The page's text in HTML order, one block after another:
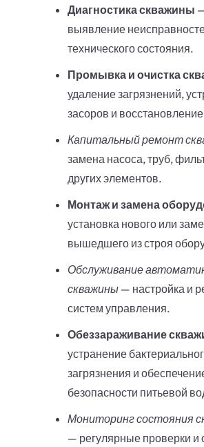
Диагностика скважины
выявление
технического состояния.
Промывка и очистка
удаление загрязнений,
засоров и
Капитальный ремонт
замена насоса, труб,
других элементов.
Монтаж и замена
установка нового или
вышедшего из строя
Обслуживание
скважины — настройка и
систем управления.
Обеззараживание
устранение
загрязнения и
безопасности питьевой
Мониторинг состояния
— регулярные проверки и